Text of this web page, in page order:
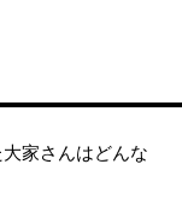
家さんはどんな